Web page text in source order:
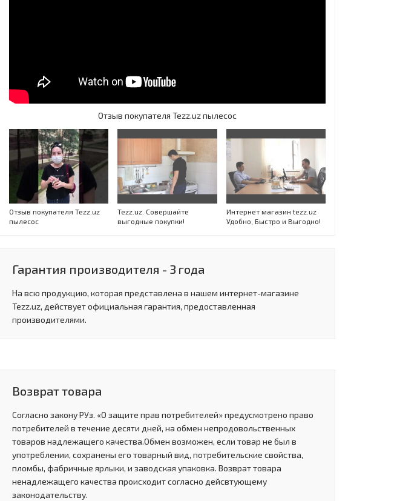
Отзыв покупателя Tezz.uz пылесос
Отзыв покупателя Tezz.uz
пылесос
Tezz.uz. Совершайте
выгодные покупки!
Интернет магазин tezz.uz
Удобно, Быстро и Выгодно!
Гарантия производителя - 3 года
На всю продукцию, которая представлена в нашем интернет-магазине
Tezz.uz, действует официальная гарантия, предоставленная
производителями.
Возврат товара
Согласно закону РУз. «О защите прав потребителей» предусмотрено право
потребителей в течение десяти дней, на обмен непродовольственных
товаров надлежащего качества.Обмен возможен, если товар не был в
употреблении, сохранены его товарный вид, потребительские свойства,
пломбы, фабричные ярлыки, и заводская упаковка. Возврат товара
ненадлежащего качества происходит согласно дейсвтующему
законодательству.